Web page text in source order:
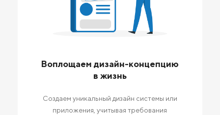
Воплощаем дизайн-концепцию
в жизнь
Создаем уникальный дизайн системы или
приложения, учитывая требования